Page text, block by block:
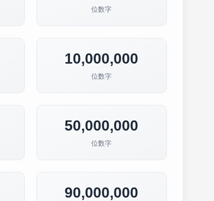
位数字
10,000,000
位数字
50,000,000
位数字
90,000,000